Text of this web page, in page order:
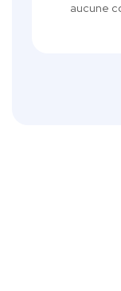
aucune